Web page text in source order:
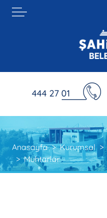
444 27 01
Anasayfa Kurumsal
Muhtarlar